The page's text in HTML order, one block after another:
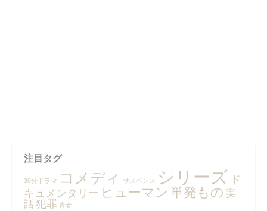
注目タグ
30分ドラマ コメディ サスペンス シリーズ ド
キュメンタリー ヒューマン単発もの 実
話犯罪 青春